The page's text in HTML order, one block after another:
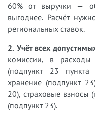
60% от выручки —
выгоднее. Расчёт
региональных ставок.
2. Учёт всех
комиссии, в расходы
(подпункт 23
хранение (подпункт
20), страховые взносы
(подпункт 23).